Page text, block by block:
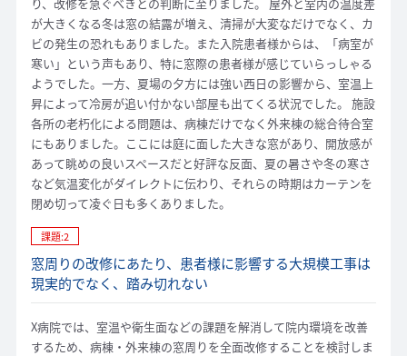
が大きくなる冬は窓の結露が増え、清掃が大変なだけでなく、カ
ビの発生の恐れもありました。また入院患者様からは、「病室が
寒い」という声もあり、特に窓際の患者様が感じていらっしゃる
ようでした。一方、夏場の夕方には強い西日の影響から、室温上
昇によって冷房が追い付かない部屋も出てくる状況でした。 施設
各所の老朽化による問題は、病棟だけでなく外来棟の総合待合室
にもありました。ここには庭に面した大きな窓があり、開放感が
あって眺めの良いスペースだと好評な反面、夏の暑さや冬の寒さ
など気温変化がダイレクトに伝わり、それらの時期はカーテンを
閉め切って凌ぐ日も多くありました。
課題:2
窓周りの改修にあたり、患者様に影響する大規模工事は
現実的でなく、踏み切れない
X病院では、室温や衛生面などの課題を解消して院内環境を改善
するため、病棟・外来棟の窓周りを全面改修することを検討しま